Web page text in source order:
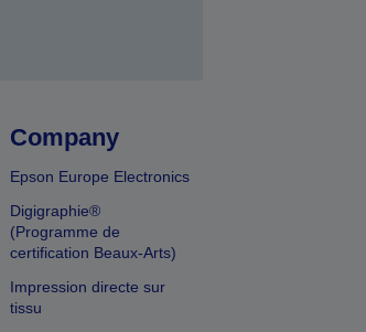
Company
Epson Europe Electronics
Digigraphie®
(Programme de
certification Beaux-Arts)
Impression directe sur
tissu